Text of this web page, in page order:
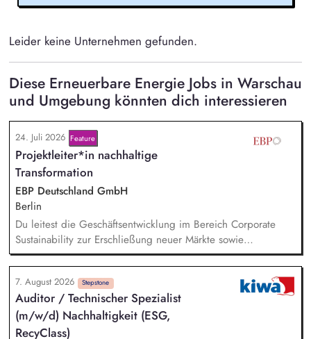
Leider keine Unternehmen gefunden.
Diese Erneuerbare Energie Jobs in Warschau
und Umgebung könnten dich interessieren
24. Juli 2026 Feature
Projektleiter*in nachhaltige
Transformation
EBP Deutschland GmbH
Berlin
Du leitest die Geschäftsentwicklung im Bereich Corporate
Sustainability zur Erschließung neuer Märkte sowie
Entwicklung von Geschäftsmodellen. Dabei arbeitest du eng
mit einem bestehenden Team zusammen und entwickelst
dieses gemeinsam mit erfahrenen Projektleiter*innen weiter.
Zu Deinen Aufgaben gehören vor allem:
Strategieentwicklung: Entwurf und Umsetzung von
Wachstumsstrategie und Geschäftsmodellen, Trendanalysen:
7. August 2026 Stepstone
Auditor / Technischer Spezialist
(m/w/d) Nachhaltigkeit (ESG,
RecyClass)